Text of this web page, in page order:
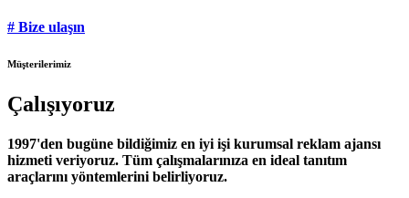
# Bize ulaşın
Müşterilerimiz
Çalışıyoruz
1997'den bugüne bildiğimiz en iyi işi kurumsal reklam ajansı
hizmeti veriyoruz. Tüm çalışmalarınıza en ideal tanıtım
araçlarını yöntemlerini belirliyoruz.